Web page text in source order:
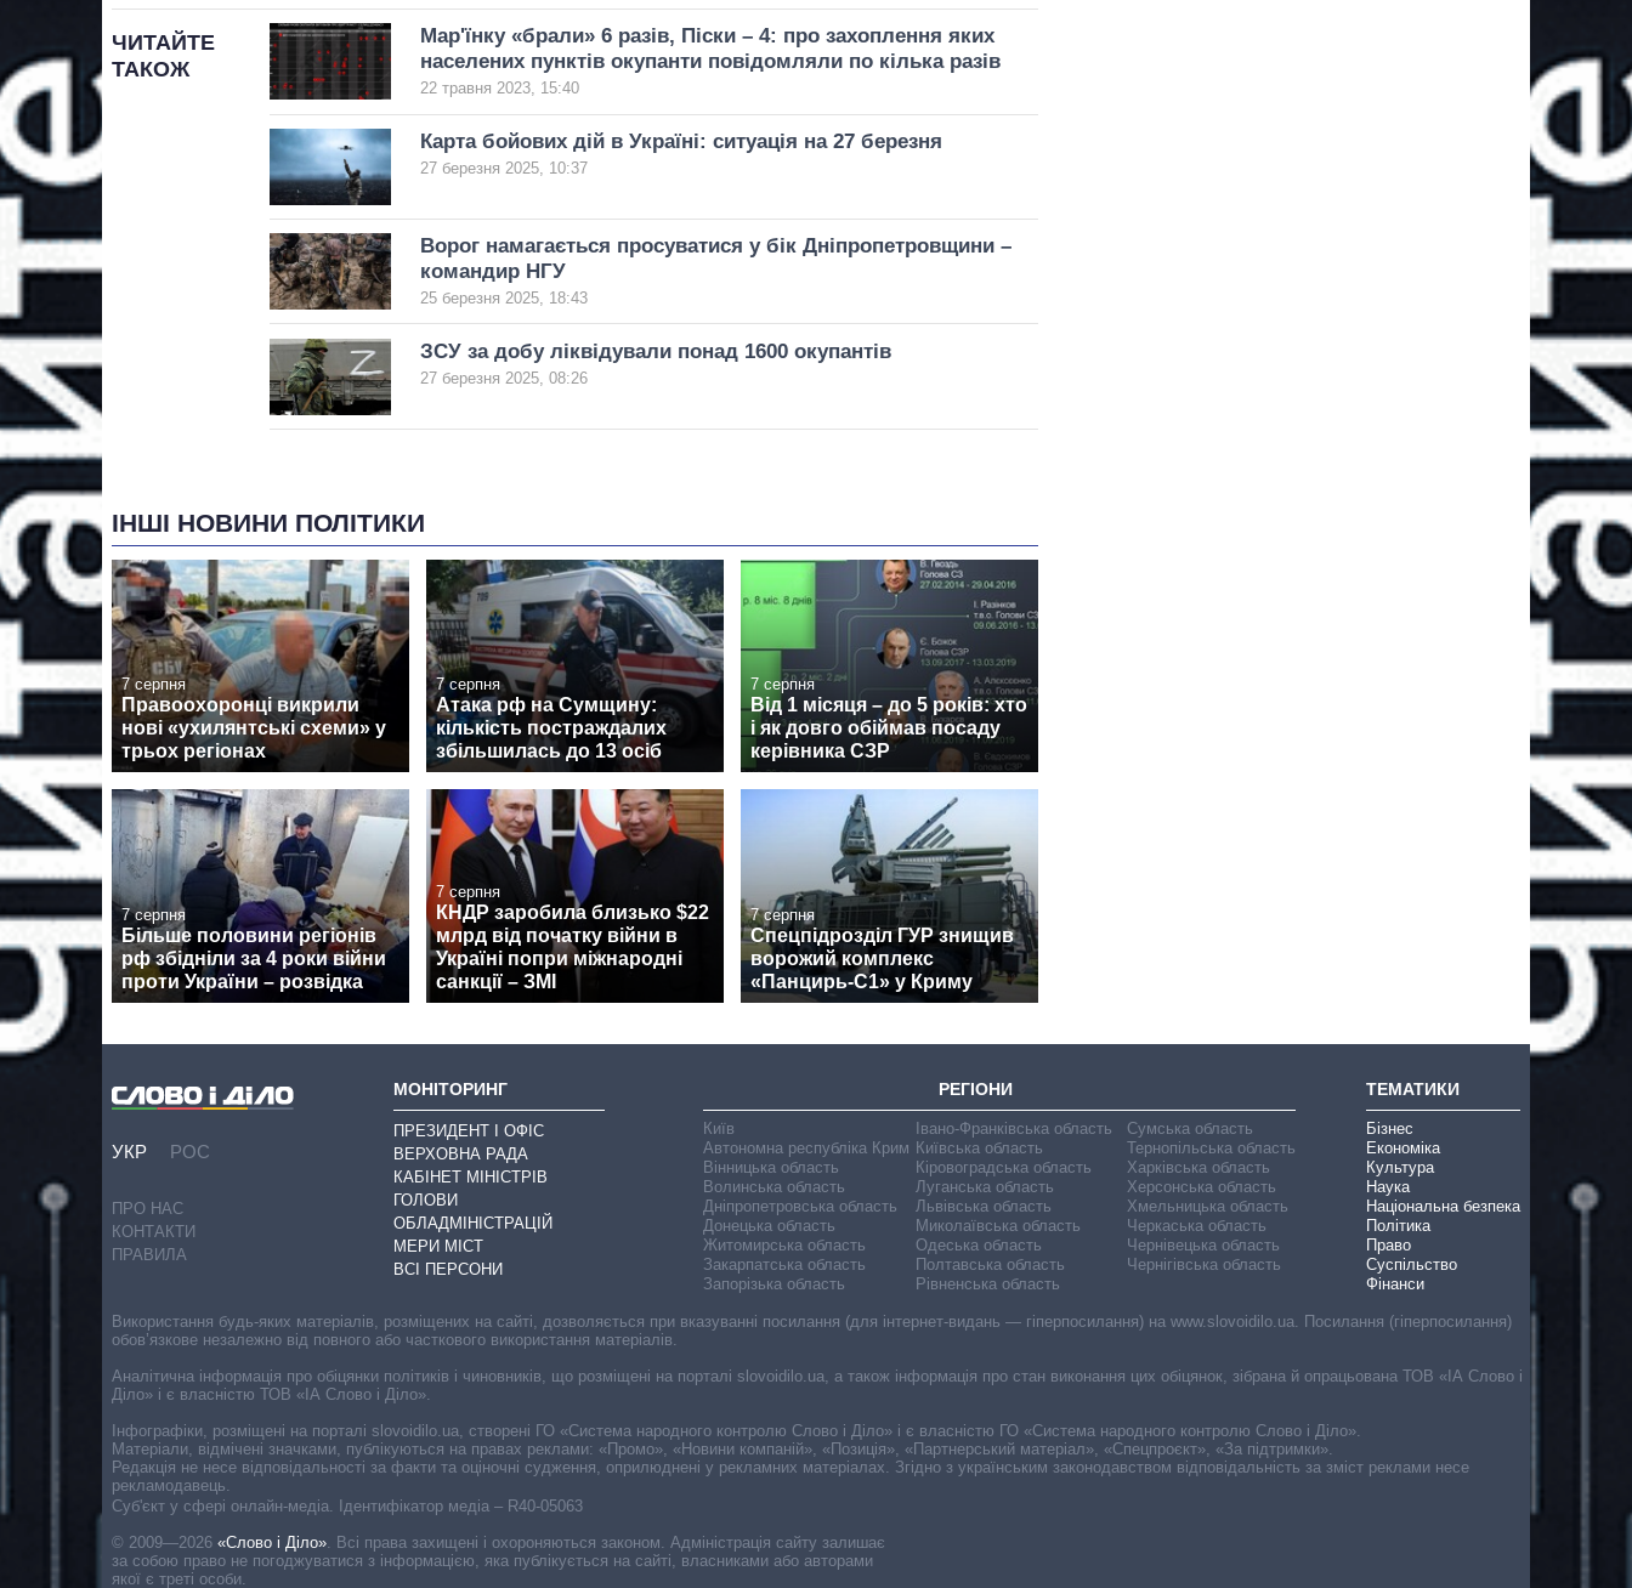
ЧИТАЙТЕ
ТАКОЖ
Мар'їнку «брали» 6 разів, Піски – 4: про захоплення яких
населених пунктів окупанти повідомляли по кілька разів
22 травня 2023, 15:40
Карта бойових дій в Україні: ситуація на 27 березня
27 березня 2025, 10:37
Ворог намагається просуватися у бік Дніпропетровщини –
командир НГУ
25 березня 2025, 18:43
ЗСУ за добу ліквідували понад 1600 окупантів
27 березня 2025, 08:26
ІНШІ НОВИНИ ПОЛІТИКИ
7 серпня
Правоохоронці викрили
нові «ухилянтські схеми» у
трьох регіонах
7 серпня
Атака рф на Сумщину:
кількість постраждалих
збільшилась до 13 осіб
7 серпня
Від 1 місяця – до 5 років: хто
і як довго обіймав посаду
керівника СЗР
7 серпня
Більше половини регіонів
рф збідніли за 4 роки війни
проти України – розвідка
7 серпня
КНДР заробила близько $22
млрд від початку війни в
Україні попри міжнародні
санкції – ЗМІ
7 серпня
Спецпідрозділ ГУР знищив
ворожий комплекс
«Панцирь-С1» у Криму
УКР РОС
ПРО НАС
КОНТАКТИ
ПРАВИЛА
МОНІТОРИНГ
ПРЕЗИДЕНТ І ОФІС
ВЕРХОВНА РАДА
КАБІНЕТ МІНІСТРІВ
ГОЛОВИ
ОБЛАДМІНІСТРАЦІЙ
МЕРИ МІСТ
ВСІ ПЕРСОНИ
РЕГІОНИ
Київ
Автономна республіка Крим
Вінницька область
Волинська область
Дніпропетровська область
Донецька область
Житомирська область
Закарпатська область
Запорізька область
Івано-Франківська область
Київська область
Кіровоградська область
Луганська область
Львівська область
Миколаївська область
Одеська область
Полтавська область
Рівненська область
Сумська область
Тернопільська область
Харківська область
Херсонська область
Хмельницька область
Черкаська область
Чернівецька область
Чернігівська область
ТЕМАТИКИ
Бізнес
Економіка
Культура
Наука
Національна безпека
Політика
Право
Суспільство
Фінанси
Cуб'єкт у сфері онлайн-медіа. Ідентифікатор медіа – R40-05063
© 2009—2026 «Слово і Діло». Всі права захищені і охороняються законом. Адміністрація сайту залишає
за собою право не погоджуватися з інформацією, яка публікується на сайті, власниками або авторами
якої є треті особи.
Використання будь-яких матеріалів, розміщених на сайті, дозволяється при вказуванні посилання (для інтернет-видань — гіперпосилання) на www.slovoidilo.ua. Посилання (гіперпосилання)
обов’язкове незалежно від повного або часткового використання матеріалів.
Аналітична інформація про обіцянки політиків і чиновників, що розміщені на порталі slovoidilo.ua, а також інформація про стан виконання цих обіцянок, зібрана й опрацьована ТОВ «ІА Слово і
Діло» і є власністю ТОВ «ІА Слово і Діло».
Інфографіки, розміщені на порталі slovoidilo.ua, створені ГО «Система народного контролю Слово і Діло» і є власністю ГО «Система народного контролю Слово і Діло».
Матеріали, відмічені значками, публікуються на правах реклами: «Промо», «Новини компаній», «Позиція», «Партнерський матеріал», «Спецпроєкт», «За підтримки».
Редакція не несе відповідальності за факти та оціночні судження, оприлюднені у рекламних матеріалах. Згідно з українським законодавством відповідальність за зміст реклами несе
рекламодавець.